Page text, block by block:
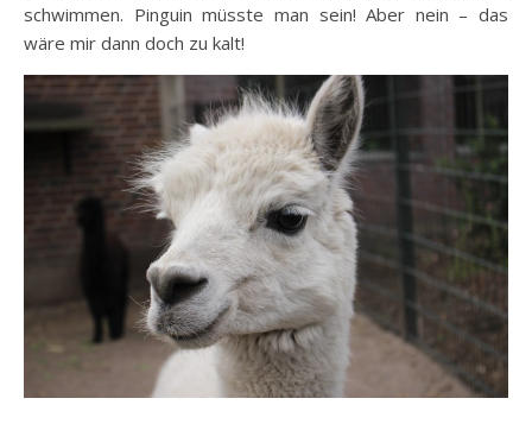
schwimmen. Pinguin müsste man sein! Aber nein – das
wäre mir dann doch zu kalt!